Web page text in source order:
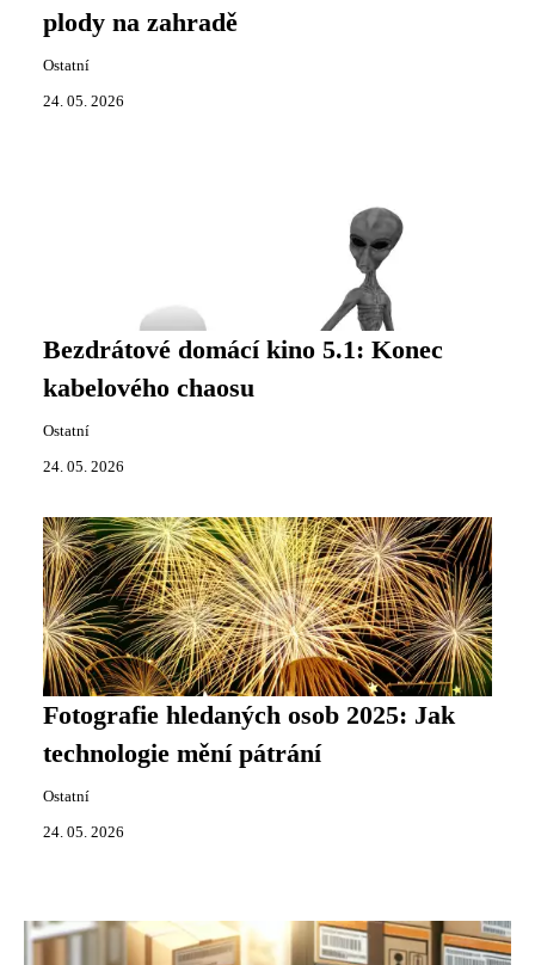
plody na zahradě
Ostatní
24. 05. 2026
Bezdrátové domácí kino 5.1: Konec
kabelového chaosu
Ostatní
24. 05. 2026
Fotografie hledaných osob 2025: Jak
technologie mění pátrání
Ostatní
24. 05. 2026